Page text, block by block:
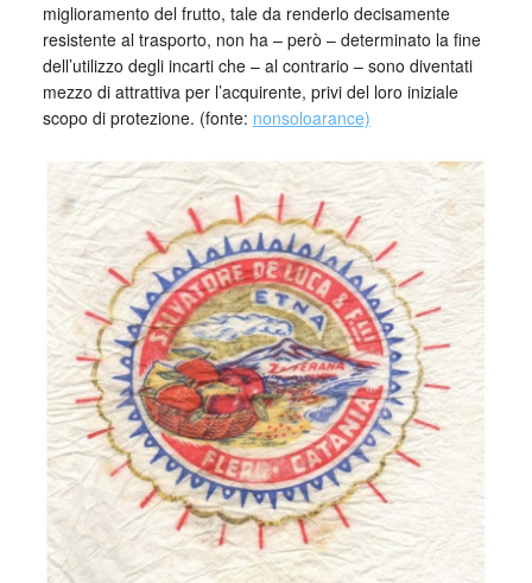
miglioramento del frutto, tale da renderlo decisamente
resistente al trasporto, non ha – però – determinato la fine
dell’utilizzo degli incarti che – al contrario – sono diventati
mezzo di attrattiva per l’acquirente, privi del loro iniziale
scopo di protezione. (fonte: nonsoloarance)